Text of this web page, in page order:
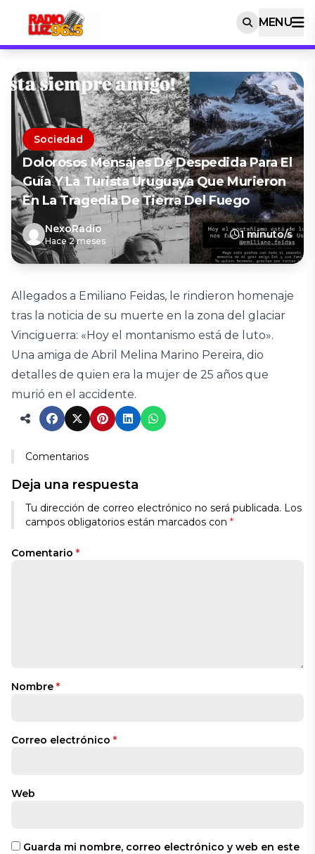
MENU
Sociedad
Dolorosos Mensajes De Despedida Para El
Guía Y La Turista Uruguaya Que Murieron
En La Tragedia De Tierra Del Fuego
NexoRadio
Hace 2 meses
1 minuto/s
Allegados a Emiliano Feidas, le rindieron homenaje
tras la noticia de su muerte en la zona del glaciar
Vinciguerra: «Hoy el montanismo está de luto».
Una amiga de Abril Melina Marino Pereira, dio
detalles de quien era la mujer de 25 años que
murió en el accidente.
Comentarios
Deja una respuesta
Tu dirección de correo electrónico no será publicada. Los
campos obligatorios están marcados con *
Comentario *
Nombre *
Correo electrónico *
Web
Guarda mi nombre, correo electrónico y web en este